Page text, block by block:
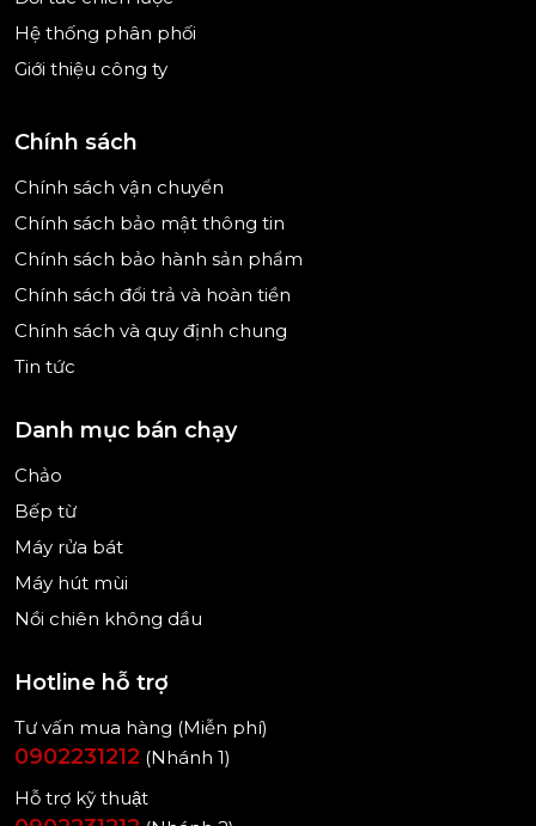
liệu và công thức:
hoặc kem mềm.
Tốc độ cao: Dùng cho bột đặc, cần lực đánh mạnh
Hệ thống điều khiển đơn giản, trực quan giúp
Hệ thống phân phối
Giới thiệu công ty
Chính sách
Chính sách vận chuyển
Chính sách bảo mật thông tin
Chính sách bảo hành sản phẩm
Chính sách đổi trả và hoàn tiền
Chính sách và quy định chung
Tin tức
Danh mục bán chạy
Chảo
Bếp từ
Máy rửa bát
Máy hút mùi
Nồi chiên không dầu
Hotline hỗ trợ
Tư vấn mua hàng (Miễn phí)
0902231212 (Nhánh 1)
Hỗ trợ kỹ thuật